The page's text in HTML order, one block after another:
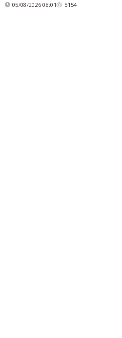
05/08/2026 08:01 5154